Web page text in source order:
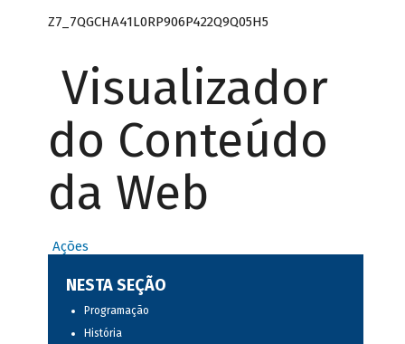
Z7_7QGCHA41L0RP906P422Q9Q05H5
Visualizador
do Conteúdo
da Web
Ações
NESTA SEÇÃO
Programação
História